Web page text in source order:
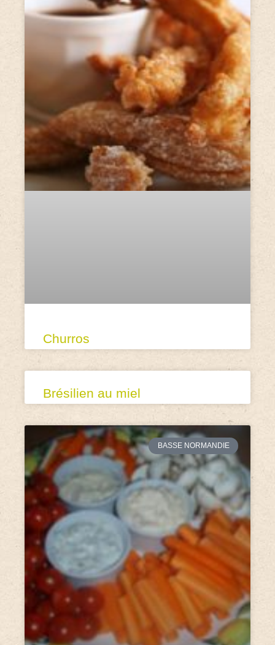
Churros
Brésilien au miel
BASSE NORMANDIE